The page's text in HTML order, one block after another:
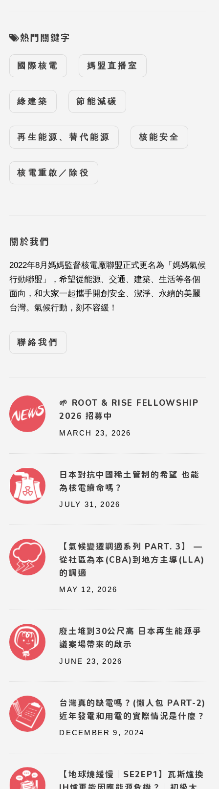
熱門關鍵字
國際核電 媽盟直播室
綠建築 節能減碳
再生能源、替代能源 核能安全
核電重啟／除役
關於我們
2022年8月媽媽監督核電廠聯盟正式更名為「媽媽氣候
行動聯盟」，希望從能源、交通、建築、生活等各個
面向，和大家一起攜手開創安全、潔淨、永續的美麗
台灣。氣候行動，刻不容緩！
聯絡我們
🌱 ROOT & RISE FELLOWSHIP
2026 招募中
MARCH 23, 2026
日本對抗中國稀土管制的希望 也能
為核電續命嗎？
JULY 31, 2026
【氣候變遷調適系列 PART. 3】 —
從社區為本(CBA)到地方主導(LLA)
的調適
MAY 12, 2026
廢土堆到30公尺高 日本再生能源爭
議案場帶來的啟示
JUNE 23, 2026
台灣真的缺電嗎？(懶人包 PART-2)
近年發電和用電的實際情況是什麼？
DECEMBER 9, 2024
【地球燒緩慢｜SE2EP1】瓦斯爐換